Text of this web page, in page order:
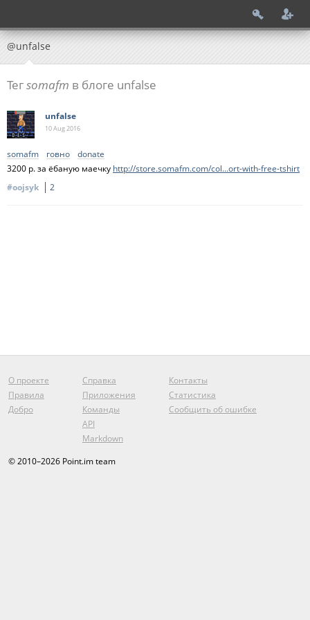
@unfalse
Тегsomafm в блоге unfalse
unfalse
10 Aug2016
somafm говно
donate
3200 р. за ёбаную маечку http://store.somafm.com/col...ort-with-free-tshirt
#oojsyk
2
О проекте
Правила
Добро
Справка
Приложения
Команды
API
Markdown
Контакты
Статистика
Сообщить об ошибке
© 2010–2026 Point.im team